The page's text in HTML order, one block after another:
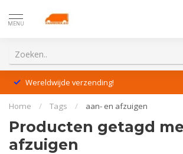
MENU
Wereldwijde verzending!
Home / Tags / aan- en afzuigen
Producten getagd
afzuigen